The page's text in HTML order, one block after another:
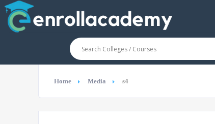
Home Media s4